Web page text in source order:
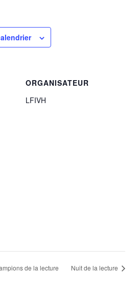
ORGANISATEUR
LFIVH
de la lecture Nuit de la lecture